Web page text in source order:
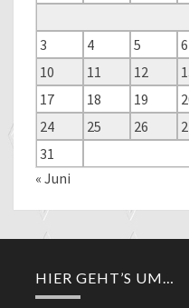
3
4 5 6
10
11 12
17
18 19
24
25 26
31
« Juni
HIER GEHT’S UM…